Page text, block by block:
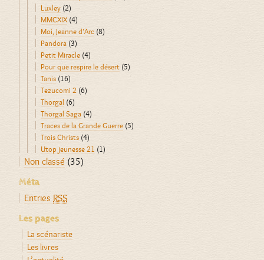
Luxley (2)
MMCXIX(4)
Moi, Jeanne d'Arc (8)
Pandora (3)
Petit Miracle (4)
Pour que respire le désert (5)
Tanis (16)
Tezucomi 2 (6)
Thorgal (6)
Thorgal Saga (4)
Traces de la Grande Guerre (5)
Trois Christs (4)
Utop jeunesse 21 (1)
Non classé (35)
Méta
Entries RSS
Les pages
La scénariste
Les livres